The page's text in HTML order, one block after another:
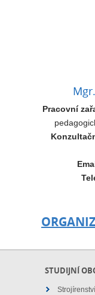
Pracovní
STUDIJNÍ
Strojírenství